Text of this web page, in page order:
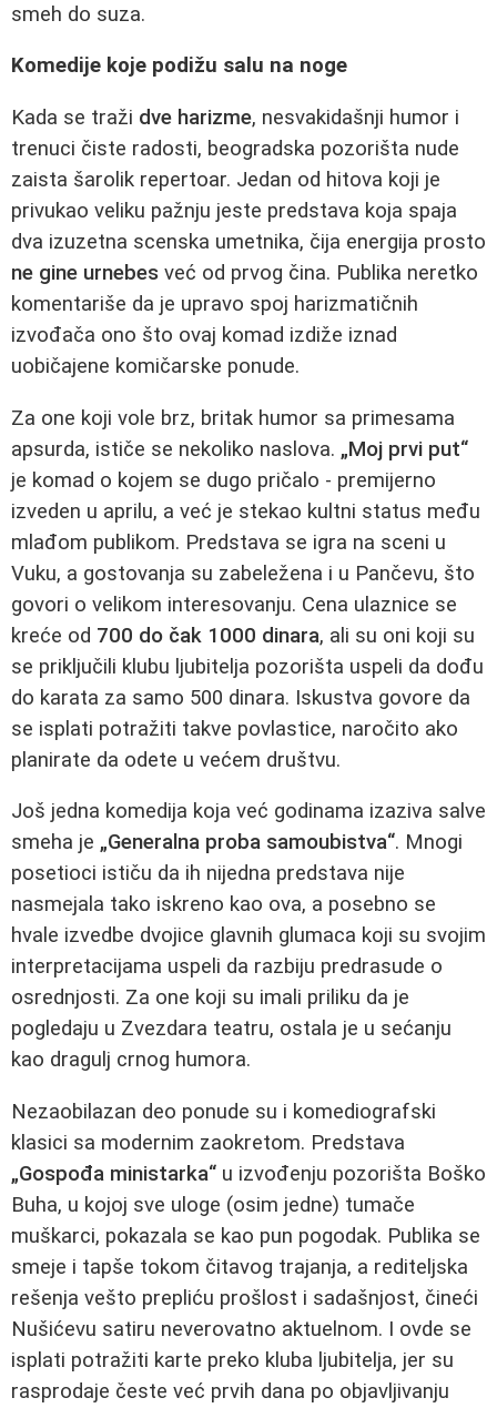
smeh do suza.
Komedije koje podižu salu na noge
Kada se traži dve harizme, nesvakidašnji humor i
trenuci čiste radosti, beogradska pozorišta nude
zaista šarolik repertoar. Jedan od hitova koji je
privukao veliku pažnju jeste predstava koja spaja
dva izuzetna scenska umetnika, čija energija prosto
ne gine urnebes već od prvog čina. Publika neretko
komentariše da je upravo spoj harizmatičnih
izvođača ono što ovaj komad izdiže iznad
uobičajene komičarske ponude.
Za one koji vole brz, britak humor sa primesama
apsurda, ističe se nekoliko naslova. „Moj prvi put“
je komad o kojem se dugo pričalo - premijerno
izveden u aprilu, a već je stekao kultni status među
mlađom publikom. Predstava se igra na sceni u
Vuku, a gostovanja su zabeležena i u Pančevu, što
govori o velikom interesovanju. Cena ulaznice se
kreće od 700 do čak 1000 dinara, ali su oni koji su
se priključili klubu ljubitelja pozorišta uspeli da dođu
do karata za samo 500 dinara. Iskustva govore da
se isplati potražiti takve povlastice, naročito ako
planirate da odete u većem društvu.
Još jedna komedija koja već godinama izaziva salve
smeha je „Generalna proba samoubistva“. Mnogi
posetioci ističu da ih nijedna predstava nije
nasmejala tako iskreno kao ova, a posebno se
hvale izvedbe dvojice glavnih glumaca koji su svojim
interpretacijama uspeli da razbiju predrasude o
osrednjosti. Za one koji su imali priliku da je
pogledaju u Zvezdara teatru, ostala je u sećanju
kao dragulj crnog humora.
Nezaobilazan deo ponude su i komediografski
klasici sa modernim zaokretom. Predstava
„Gospođa ministarka“ u izvođenju pozorišta Boško
Buha, u kojoj sve uloge (osim jedne) tumače
muškarci, pokazala se kao pun pogodak. Publika se
smeje i tapše tokom čitavog trajanja, a rediteljska
rešenja vešto prepliću prošlost i sadašnjost, čineći
Nušićevu satiru neverovatno aktuelnom. I ovde se
isplati potražiti karte preko kluba ljubitelja, jer su
rasprodaje česte već prvih dana po objavljivanju